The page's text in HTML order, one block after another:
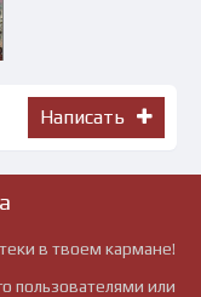
Написать
в твоем кармане!
пользователями или